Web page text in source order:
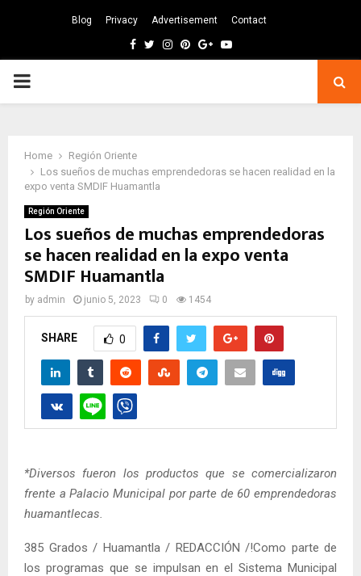
Blog Privacy Advertisement Contact
Facebook
TwitterInstagram
Pinterest
GoogleYoutube
PRIMARY
Home
Región Oriente
Los sueños de muchas emprendedoras se hacen realidad en la
expo venta SMDIF Huamantla
Región Oriente
Los sueños de muchas emprendedoras
se hacen realidad en la expo venta
SMDIF Huamantla
by admin junio 5, 2023 0 1454
SHARE 0
*Diversos fueron los productos que se comercializaron
frente a Palacio Municipal por parte de 60 emprendedoras
huamantlecas.
385 Grados / Huamantla / REDACCIÓN /!Como parte de
los programas que se impulsan en el Sistema Municipal